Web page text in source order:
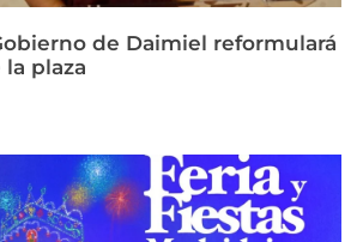
de Daimiel reformulará
plaza